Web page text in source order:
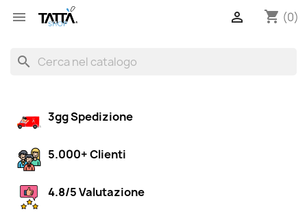
 shopping_cart (0)

search
3gg Spedizione
5.000+ Clienti
4.8/5 Valutazione